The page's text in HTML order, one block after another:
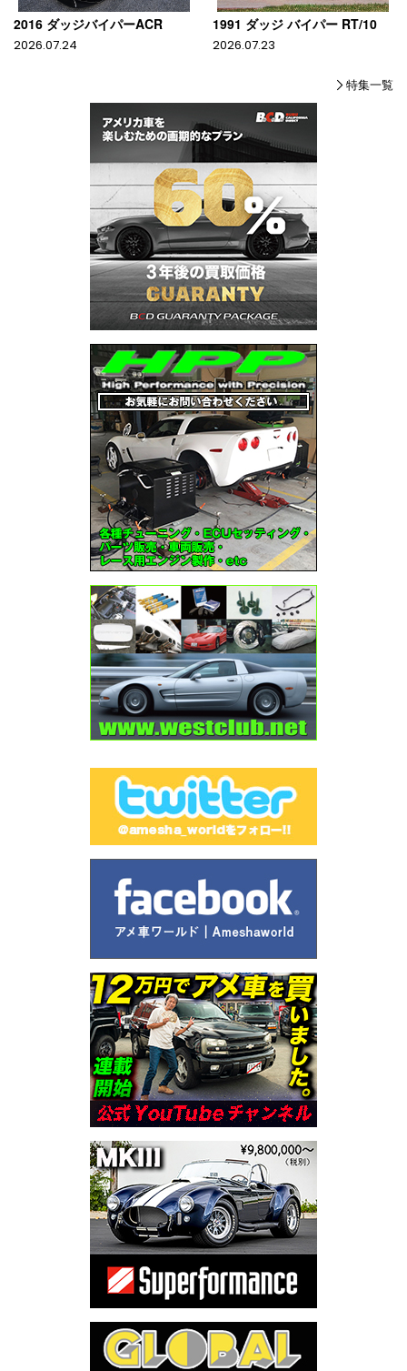
2016 ダッジバイパーACR
2026.07.24
1991 ダッジ バイパー RT/10
2026.07.23
特集一覧